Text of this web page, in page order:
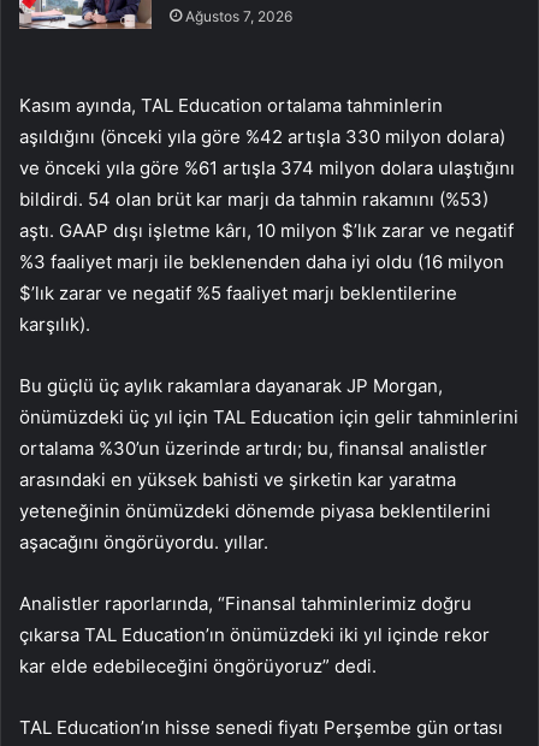
Ağustos 7, 2026
Kasım ayında, TAL Education ortalama tahminlerin
aşıldığını (önceki yıla göre %42 artışla 330 milyon dolara)
ve önceki yıla göre %61 artışla 374 milyon dolara ulaştığını
bildirdi. 54 olan brüt kar marjı da tahmin rakamını (%53)
aştı. GAAP dışı işletme kârı, 10 milyon $’lık zarar ve negatif
%3 faaliyet marjı ile beklenenden daha iyi oldu (16 milyon
$’lık zarar ve negatif %5 faaliyet marjı beklentilerine
karşılık).
Bu güçlü üç aylık rakamlara dayanarak JP Morgan,
önümüzdeki üç yıl için TAL Education için gelir tahminlerini
ortalama %30’un üzerinde artırdı; bu, finansal analistler
arasındaki en yüksek bahisti ve şirketin kar yaratma
yeteneğinin önümüzdeki dönemde piyasa beklentilerini
aşacağını öngörüyordu. yıllar.
Analistler raporlarında, “Finansal tahminlerimiz doğru
çıkarsa TAL Education’ın önümüzdeki iki yıl içinde rekor
kar elde edebileceğini öngörüyoruz” dedi.
TAL Education’ın hisse senedi fiyatı Perşembe gün ortası